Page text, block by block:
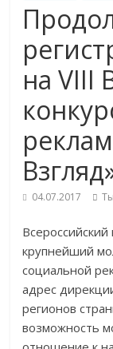
на VIII
04.07.2017
крупнейший
социальной
адрес
регионов
возможность